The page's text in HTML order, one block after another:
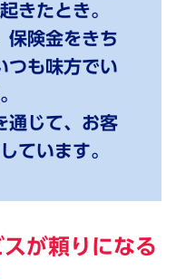
きたとき。
保険金をきち
つも味方でい
通じて、お客
ています。
が頼りになる